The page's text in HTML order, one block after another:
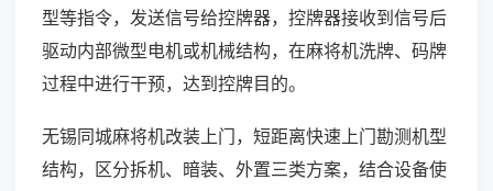
型等指令，发送信号给控牌器，控牌器接收到信号后
驱动内部微型电机或机械结构，在麻将机洗牌、码牌
过程中进行干预，达到控牌目的。
无锡同城麻将机改装上门，短距离快速上门勘测机型
结构，区分拆机、暗装、外置三类方案，结合设备使